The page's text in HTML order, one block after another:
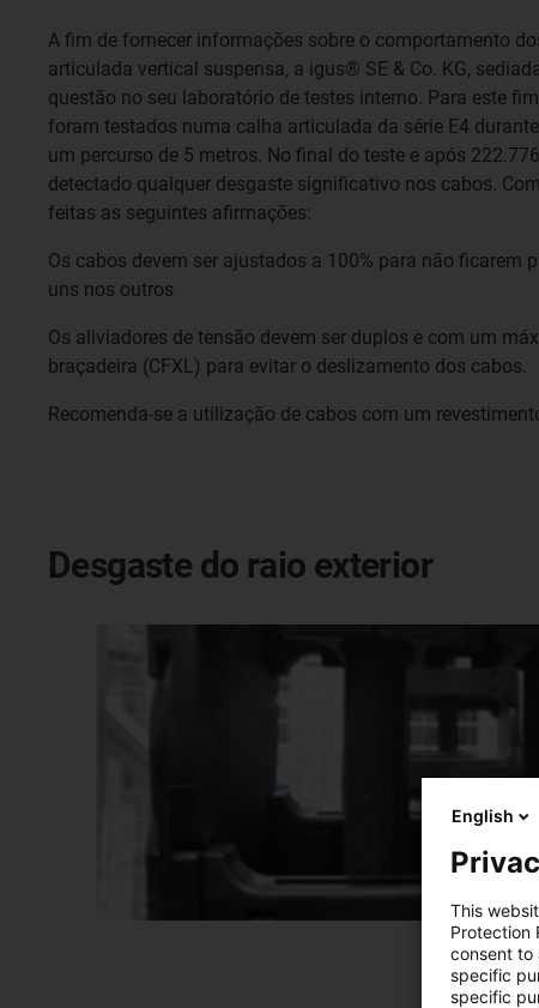
A fim de fornecer informações sobre o comportamento
articulada vertical suspensa, a igus® SE & Co. KG,
questão no seu laboratório de testes interno. Para este
foram testados numa calha articulada da série E4
um percurso de 5 metros. No final do teste e após
detectado qualquer desgaste significativo nos cabos.
feitas as seguintes afirmações:
Os cabos devem ser ajustados a 100% para não ficarem
uns nos outros
Os aliviadores de tensão devem ser duplos e com um
braçadeira (CFXL) para evitar o deslizamento dos cabos.
Recomenda-se a utilização de cabos com um
Desgaste do raio exterior
English
This
Protection
consent to
specific
specific